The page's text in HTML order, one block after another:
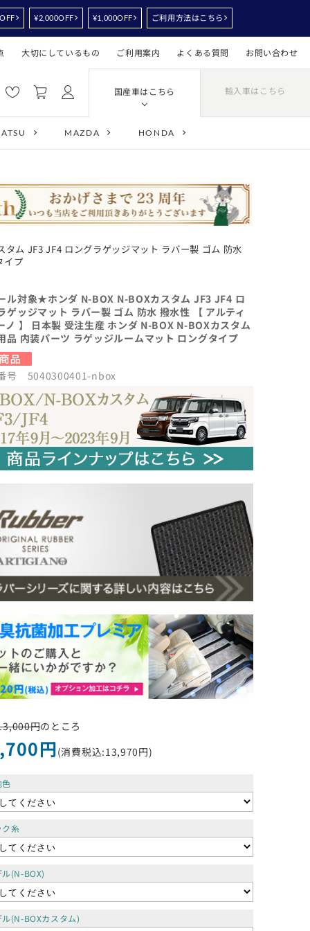
¥2,000OFF ¥1,000OFF ご利用方法はこちら
大切にしているもの ご利用案内 よくある質問 お問い合わせ
国産車はこちら 輸入車はこちら
MAZDA HONDA
ム JF3 JF4 ロングラゲッジマット ラバー製 ゴム 防水
イプ
ル対象★ホンダ N-BOX N-BOXカスタム JF3 JF4 ロ
ゲッジマット ラバー製 ゴム 防水 撥水性 【 アルティ
ノ 】 日本製 受注生産 ホンダ N-BOX N-BOXカスタム
品 内装パーツ ラゲッジルームマット ロングタイプ
号 5040300401-nbox
円のところ
円(消費税込:13,970円)
糸
(N-BOX)
ル(N-BOXカスタム)